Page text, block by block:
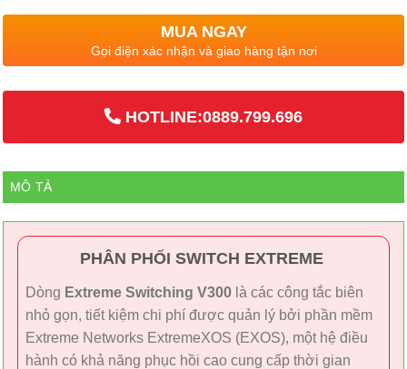
MUA NGAY
Gọi điện xác nhận và giao hàng tận nơi
HOTLINE:0889.799.696
MÔ TẢ
PHÂN PHỐI SWITCH EXTREME
Dòng Extreme Switching V300 là các công tắc biên
nhỏ gọn, tiết kiệm chi phí được quản lý bởi phần mềm
Extreme Networks ExtremeXOS (EXOS), một hệ điều
hành có khả năng phục hồi cao cung cấp thời gian